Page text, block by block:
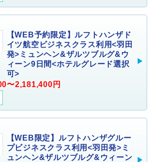
【WEB予約限定】ルフトハンザド
イツ航空ビジネスクラス利用<羽田
発>ミュンヘン&ザルツブルグ&ウ
ィーン9日間<ホテルグレード選択
可>
〜2,181,400円
【WEB限定】ルフトハンザグルー
プビジネスクラス利用<羽田発>ミ
ュンヘン&ザルツブルグ&ウィーン